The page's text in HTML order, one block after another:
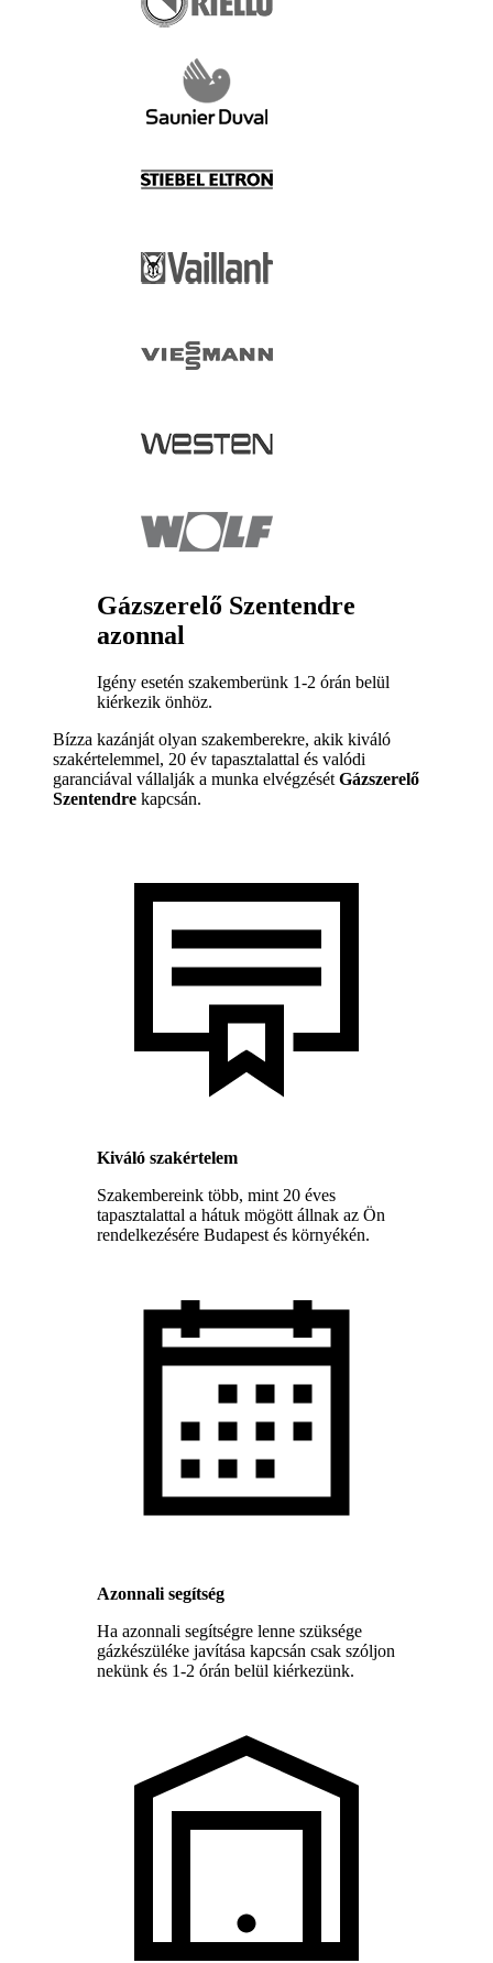
Gázszerelő Szentendre
azonnal
Igény esetén szakemberünk 1-2 órán belül
kiérkezik önhöz.
Bízza kazánját olyan szakemberekre, akik kiváló
szakértelemmel, 20 év tapasztalattal és valódi
garanciával vállalják a munka elvégzését Gázszerelő
Szentendre kapcsán.
Kiváló szakértelem
Szakembereink több, mint 20 éves
tapasztalattal a hátuk mögött állnak az Ön
rendelkezésére Budapest és környékén.
Azonnali segítség
Ha azonnali segítségre lenne szüksége
gázkészüléke javítása kapcsán csak szóljon
nekünk és 1-2 órán belül kiérkezünk.